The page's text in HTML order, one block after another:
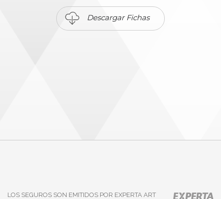
Descargar Fichas
LOS SEGUROS SON EMITIDOS POR EXPERTA ART